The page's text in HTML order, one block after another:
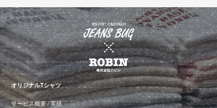
オリジナルTシャツ
サービス概要/実績